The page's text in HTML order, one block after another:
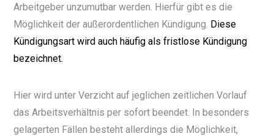
Arbeitgeber unzumutbar werden. Hierfür gibt es die
Möglichkeit der außerordentlichen Kündigung. Diese
Kündigungsart wird auch häufig als fristlose Kündigung
bezeichnet.
Hier wird unter Verzicht auf jeglichen zeitlichen Vorlauf
das Arbeitsverhältnis per sofort beendet. In besonders
gelagerten Fällen besteht allerdings die Möglichkeit,